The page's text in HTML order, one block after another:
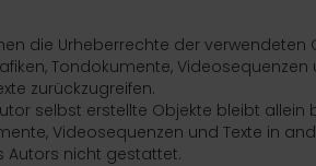
die Urheberrechte der
Tondokumente, Videosequenzen
zurückzugreifen.
selbst erstellte Objekte bleibt allein
Videosequenzen und Texte in
Autors nicht gestattet.